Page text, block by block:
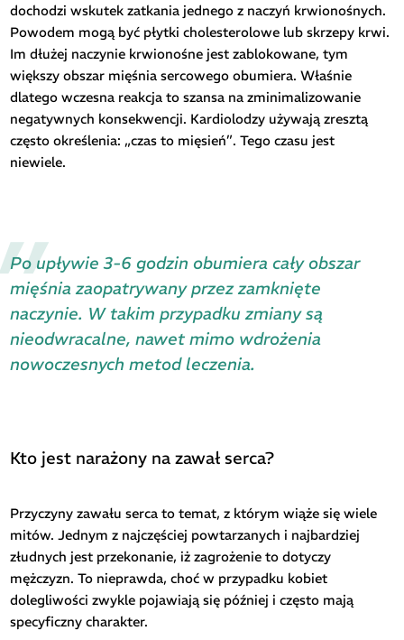
dochodzi wskutek zatkania jednego z naczyń krwionośnych.
Powodem mogą być płytki cholesterolowe lub skrzepy krwi.
Im dłużej naczynie krwionośne jest zablokowane, tym
większy obszar mięśnia sercowego obumiera. Właśnie
dlatego wczesna reakcja to szansa na zminimalizowanie
negatywnych konsekwencji. Kardiolodzy używają zresztą
często określenia: „czas to mięsień”. Tego czasu jest
niewiele.
Po upływie 3-6 godzin obumiera cały obszar
mięśnia zaopatrywany przez zamknięte
naczynie. W takim przypadku zmiany są
nieodwracalne, nawet mimo wdrożenia
nowoczesnych metod leczenia.
Kto jest narażony na zawał serca?
Przyczyny zawału serca to temat, z którym wiąże się wiele
mitów. Jednym z najczęściej powtarzanych i najbardziej
złudnych jest przekonanie, iż zagrożenie to dotyczy
mężczyzn. To nieprawda, choć w przypadku kobiet
dolegliwości zwykle pojawiają się później i często mają
specyficzny charakter.